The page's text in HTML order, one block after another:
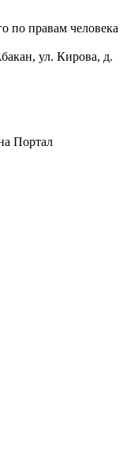
по правам человека
ул. Кирова, д.
Портал